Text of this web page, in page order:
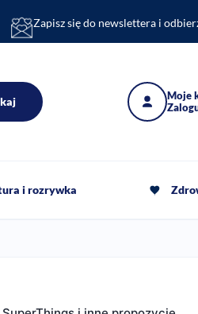
Zapisz się do newslettera i
i rozrywka